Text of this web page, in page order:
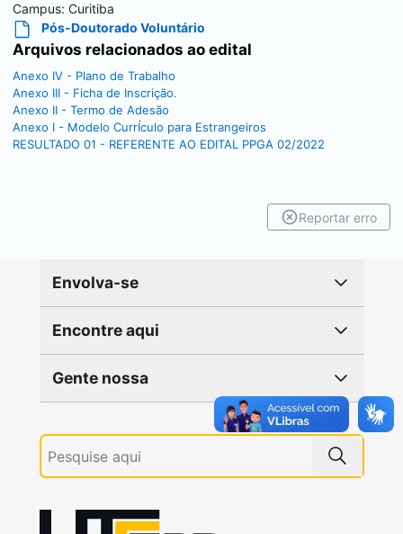
Campus: Curitiba
Pós-Doutorado Voluntário
Arquivos relacionados ao edital
Anexo IV - Plano de Trabalho
Anexo III - Ficha de Inscrição.
Anexo II - Termo de Adesão
Anexo I - Modelo CurrÍculo para Estrangeiros
RESULTADO 01 - REFERENTE AO EDITAL PPGA 02/2022
Reportar erro
Envolva-se
Encontre aqui
Gente nossa